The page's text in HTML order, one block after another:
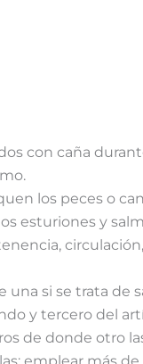
con caña
los peces o
esturiones y
una si se trata de
y tercero del
de donde otro